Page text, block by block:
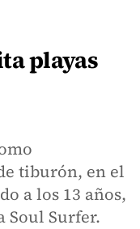
playas
tiburón, en el
a los 13 años,
Soul Surfer.